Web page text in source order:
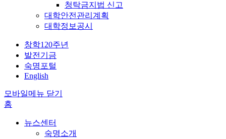
청탁금지법 신고
대학안전관리계획
대학정보공시
창학120주년
발전기금
숙명포털
English
모바일메뉴 닫기
홈
뉴스센터
숙명소개